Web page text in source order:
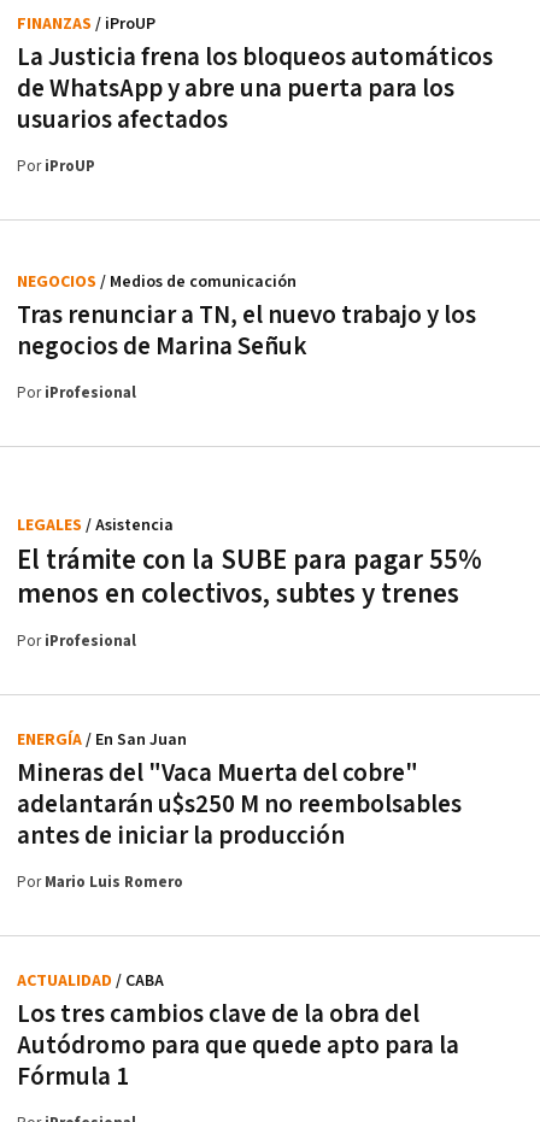
La Justicia frena los bloqueos automáticos
de WhatsApp y abre una puerta para los
usuarios afectados
FINANZAS / iProUP
PoriProUP
Tras renunciar a TN, el nuevo trabajo y los
negocios de Marina Señuk
NEGOCIOS / Medios de comunicación
PoriProfesional
El trámite con la SUBE para pagar 55%
menos en colectivos, subtes y trenes
LEGALES / Asistencia
PoriProfesional
Mineras del "Vaca Muerta del cobre"
adelantarán u$s250 M no reembolsables
antes de iniciar la producción
ENERGÍA/ En San Juan
PorMario Luis Romero
Los tres cambios clave de la obra del
Autódromo para que quede apto para la
Fórmula 1
ACTUALIDAD / CABA